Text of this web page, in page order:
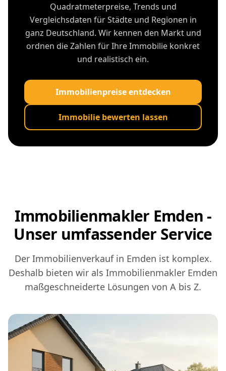
Quadratmeterpreise, Trends und
Vergleichsdaten für Städte und Regionen in
ganz Deutschland. Wir kennen den Markt und
ordnen die Zahlen für Ihre Immobilie konkret
und realistisch ein.
Immobilienpreise entdecken
Immobilie bewerten lassen
Immobilienmakler Emden -
Unser umfassender Service
Der Immobilienverkauf in Emden ist komplex.
Deshalb bieten wir als Immobilienmakler Emden
maßgeschneiderte Lösungen von A bis Z.